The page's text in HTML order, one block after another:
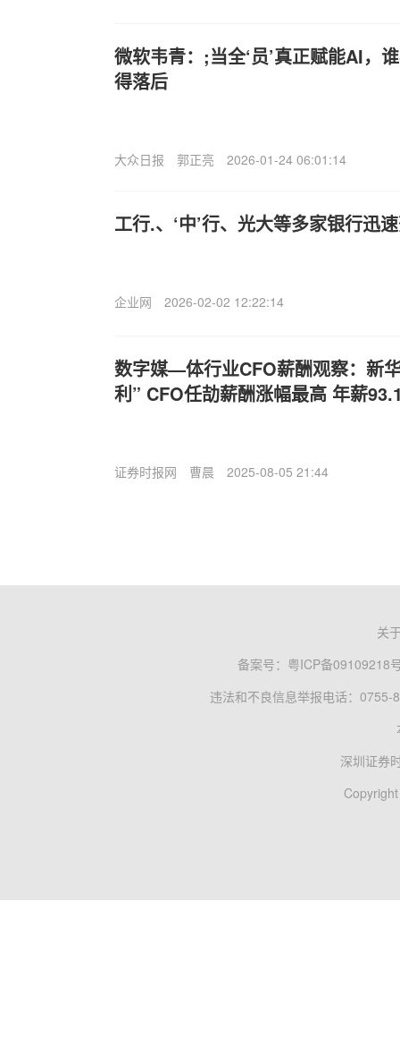
微软韦青：;当全‘员’真正赋能AI，
得落后
大众日报 郭正亮 2026-01-24 06:01:14
工行.、‘中’行、光大等多家银行迅
企业网 2026-02-02 12:22:14
数字媒—体行业CFO薪酬观察：新
利” CFO任劼薪酬涨幅最高 年薪
证券时报网 曹晨 2025-08-05 21:44
关
备案号： 粤ICP备09109218
违法和不良信息举报电话：0755-
深圳证券